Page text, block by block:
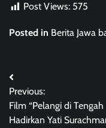
Post Views: 575
Posted in Berita Jawa
Post
navigation
Previous:
Film “Pelangi di Tengah
Hadirkan Yati